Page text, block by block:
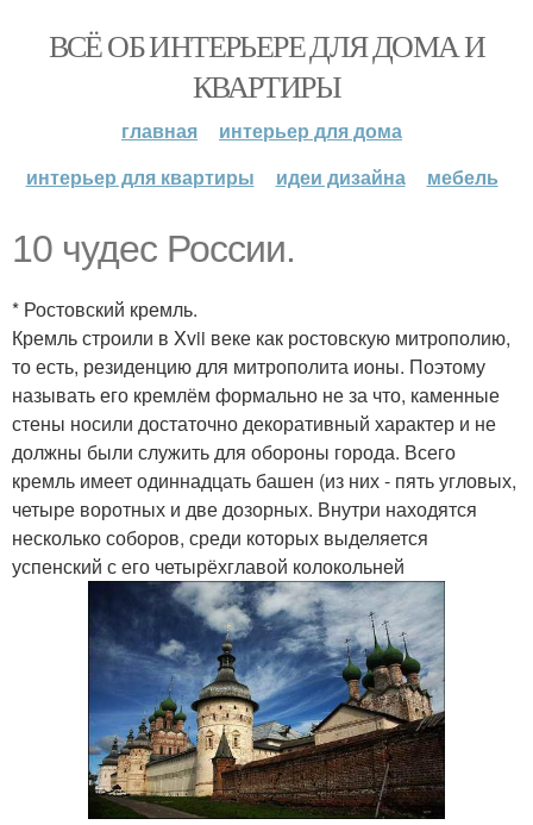
ВСЁ ОБ ИНТЕРЬЕРЕ ДЛЯ ДОМА И
КВАРТИРЫ
главная
интерьер для дома
интерьер для квартиры
идеи дизайна мебель
10 чудес России.
* Ростовский кремль.
Кремль строили в Xvii веке как ростовскую митрополию,
то есть, резиденцию для митрополита ионы. Поэтому
называть его кремлём формально не за что, каменные
стены носили достаточно декоративный характер и не
должны были служить для обороны города. Всего
кремль имеет одиннадцать башен (из них - пять угловых,
четыре воротных и две дозорных. Внутри находятся
несколько соборов, среди которых выделяется
успенский с его четырёхглавой колокольней